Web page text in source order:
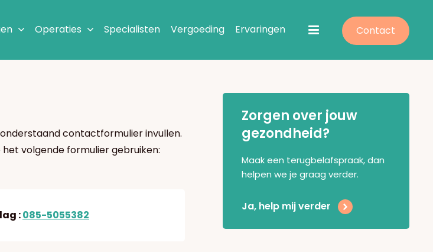
Contact
Operaties Specialisten Vergoeding Ervaringen
contactformulier invullen.
volgende formulier gebruiken:
:085-5055382
Zorgen over jouw
gezondheid?
Maak een terugbelafspraak, dan
helpen we je graag verder.
Ja, help mij verder